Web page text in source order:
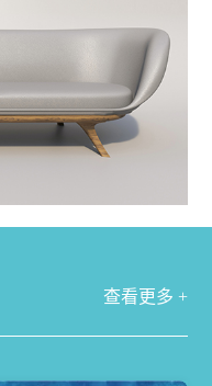
查看更多 +